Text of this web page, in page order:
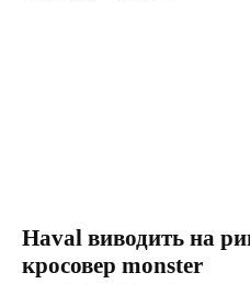
Haval виводить на
кросовер monster